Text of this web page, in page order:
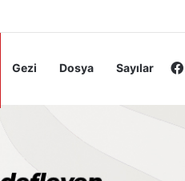
Gezi Dosya Sayılar